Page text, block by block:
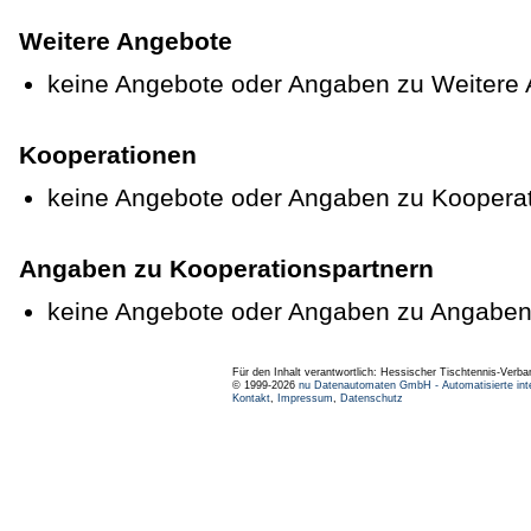
Weitere Angebote
keine Angebote oder Angaben zu Weitere
Kooperationen
keine Angebote oder Angaben zu
Angaben zu Kooperationspartnern
keine Angebote oder Angaben zu
Für den Inhalt verantwortlich: Hessischer Tischtennis-
© 1999-2026 nu Datenautomaten GmbH - Automatisierte
Kontakt, Impressum, Datenschutz